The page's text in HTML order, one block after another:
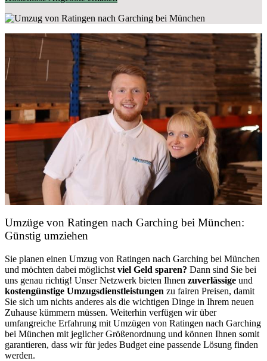
Umzüge von Ratingen nach Garching bei München:
Günstig umziehen
Sie planen einen Umzug von Ratingen nach Garching bei München
und möchten dabei möglichst viel Geld sparen? Dann sind Sie bei
uns genau richtig! Unser Netzwerk bieten Ihnen zuverlässige und
kostengünstige Umzugsdienstleistungen zu fairen Preisen, damit
Sie sich um nichts anderes als die wichtigen Dinge in Ihrem neuen
Zuhause kümmern müssen. Weiterhin verfügen wir über
umfangreiche Erfahrung mit Umzügen von Ratingen nach Garching
bei München mit jeglicher Größenordnung und können Ihnen somit
garantieren, dass wir für jedes Budget eine passende Lösung finden
werden.